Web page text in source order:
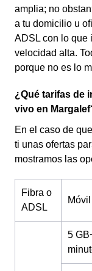
amplia; no
a tu domicilio u
ADSL con lo que
velocidad alta.
porque no es lo
¿Qué tarifas de
vivo en
En el caso de
ti unas ofertas
mostramos las
Fibra o
ADSL
Móvil
5